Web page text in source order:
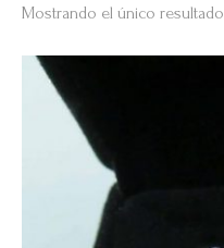
Mostrando el único resultado